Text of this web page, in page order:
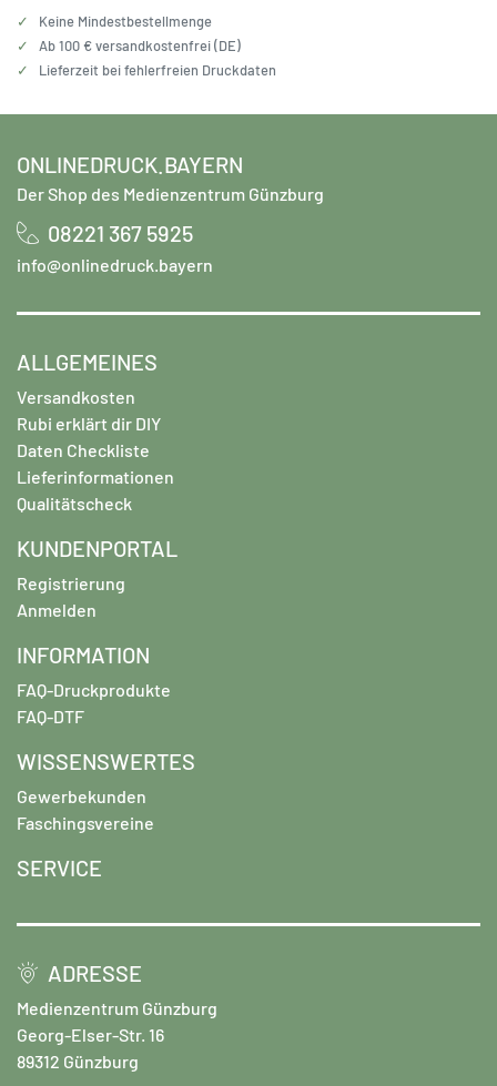
✓
Keine Mindestbestellmenge
✓
Ab 100 € versandkostenfrei (DE)
✓
Lieferzeit bei fehlerfreien Druckdaten
ONLINEDRUCK.BAYERN
Der Shop des Medienzentrum Günzburg
08221 367 5925
info@onlinedruck.bayern
ALLGEMEINES
Versandkosten
Rubi erklärt dir DIY
Daten Checkliste
Lieferinformationen
Qualitätscheck
KUNDENPORTAL
Registrierung
Anmelden
INFORMATION
FAQ-Druckprodukte
FAQ-DTF
WISSENSWERTES
Gewerbekunden
Faschingsvereine
SERVICE
ADRESSE
Medienzentrum Günzburg
Georg-Elser-Str. 16
89312 Günzburg